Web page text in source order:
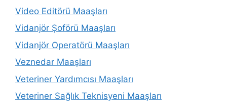
Video Editörü Maaşları
Vidanjör Şoförü Maaşları
Vidanjör Operatörü Maaşları
Veznedar Maaşları
Veteriner Yardımcısı Maaşları
Veteriner Sağlık Teknisyeni Maaşları